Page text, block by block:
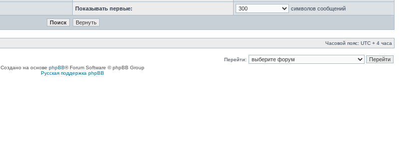
Показывать первые: символов сообщений
Часовой пояс: UTC + 4 часа
Перейти:
Создано на основе phpBB® Forum Software © phpBB Group
Русская поддержка phpBB